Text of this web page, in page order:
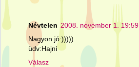
Névtelen 2008. november 1. 19:59
Nagyon jó:)))))
üdv:Hajni
Válasz